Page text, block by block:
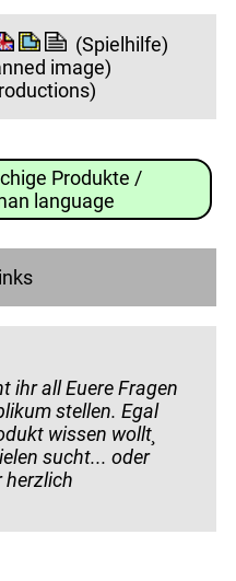
(Spielhilfe)
image)
Produkte /
language
ihr all Euere Fragen
stellen. Egal
sucht... oder